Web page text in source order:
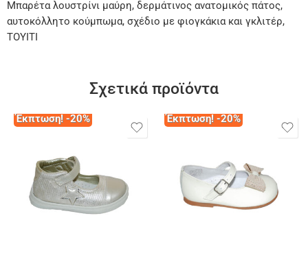
Μπαρέτα λουστρίνι μαύρη, δερμάτινος ανατομικός πάτος,
αυτοκόλλητο κούμπωμα, σχέδιο με φιογκάκια και γκλιτέρ,
ΤΟΥΙΤΙ
Σχετικά προϊόντα
Έκπτωση! -20% Έκπτωση! -20%